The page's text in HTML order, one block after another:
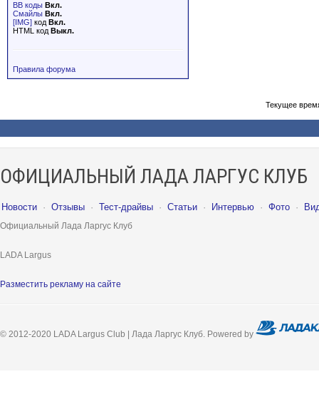
BB коды Вкл.
Смайлы Вкл.
[IMG] код Вкл.
HTML код Выкл.
Правила форума
Текущее
ОФИЦИАЛЬНЫЙ ЛАДА ЛАРГУС КЛУБ
Новости · Отзывы · Тест-драйвы · Статьи · Интервью · Фото ·
Официальный Лада Ларгус Клуб
LADA Largus
Разместить рекламу на сайте
© 2012-2020 LADA Largus Club | Лада Ларгус Клуб. Powered by